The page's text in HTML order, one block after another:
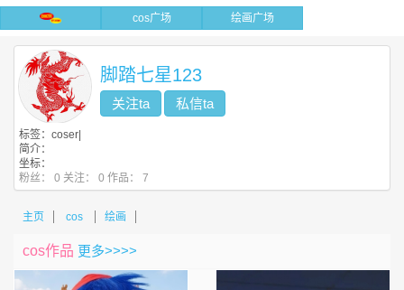
cos广场 绘画广场
脚踏七星123
关注ta 私信ta
标签：coser|
简介：
坐标：
粉丝： 0 关注： 0 作品： 7
主页 cos 绘画
cos作品 更多>>>>